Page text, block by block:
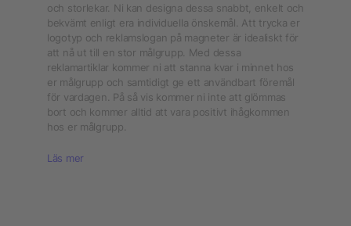
och storlekar. Ni kan designa dessa snabbt, enkelt och
bekvämt enligt era individuella önskemål. Att trycka er
logotyp och reklamslogan på magneter är idealiskt för
att nå ut till en stor målgrupp. Med dessa
reklamartiklar kommer ni att stanna kvar i minnet hos
er målgrupp och samtidigt ge ett användbart föremål
för vardagen. På så vis kommer ni inte att glömmas
bort och kommer alltid att vara positivt ihågkommen
hos er målgrupp.
Läs mer